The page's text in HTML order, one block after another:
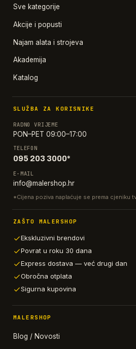
Sve kategorije
Akcije i popusti
Najam alata i strojeva
Akademija
Katalog
SLUŽBA ZA KORISNIKE
RADNO VRIJEME
PON–PET 09:00–17:00
TELEFON
095 203 3000*
E-MAIL
info@malershop.hr
*Cijena poziva naplaćuje se prema cjeniku
ZAŠTO MALERSHOP
Ekskluzivni brendovi
Povrat u roku 30 dana
Express dostava — već drugi dan
Obročna otplata
Sigurna kupovina
MALERSHOP
Blog / Novosti